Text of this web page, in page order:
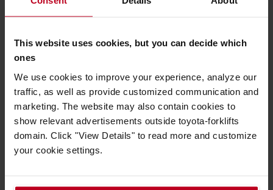
This website uses cookies, but you can decide which
ones
We use cookies to improve your experience, analyze our
traffic, as well as provide customized communication and
marketing. The website may also contain cookies to
show relevant advertisements outside toyota-forklifts
domain. Click "View Details" to read more and customize
your cookie settings.
vlhkého alebo hygienicky náročného prostredia, ako je
napríklad farmaceutický priemysel.
Ručné paletové vozíky pre atypické palety
sú vybavené
rôznymi typmi vidlíc.
Elektrické paletové vozíkyToyota sú nízkozdvižné vozíky,
ktoré sú rozdelené do viacerých kategórií:
Elektrické paletové vozíky – chodiaca obsluha sú
všestranne použiteľné, napríklad